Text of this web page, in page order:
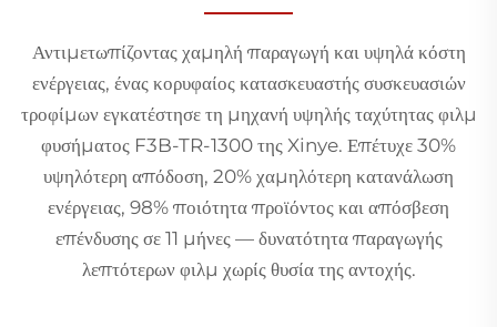
Αντιμετωπίζοντας χαμηλή παραγωγή και υψηλά κόστη
ενέργειας, ένας κορυφαίος κατασκευαστής συσκευασιών
τροφίμων εγκατέστησε τη μηχανή υψηλής ταχύτητας φιλμ
φυσήματος F3B-TR-1300 της Xinye. Επέτυχε 30%
υψηλότερη απόδοση, 20% χαμηλότερη κατανάλωση
ενέργειας, 98% ποιότητα προϊόντος και απόσβεση
επένδυσης σε 11 μήνες — δυνατότητα παραγωγής
λεπτότερων φιλμ χωρίς θυσία της αντοχής.